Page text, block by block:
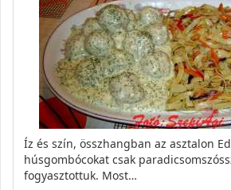
Íz és szín, összhangban az asztalon
húsgombócokat csak
fogyasztottuk. Most…